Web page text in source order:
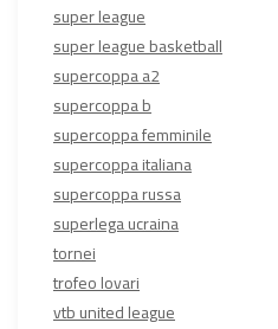
super league
super league basketball
supercoppa a2
supercoppa b
supercoppa femminile
supercoppa italiana
supercoppa russa
superlega ucraina
tornei
trofeo lovari
vtb united league